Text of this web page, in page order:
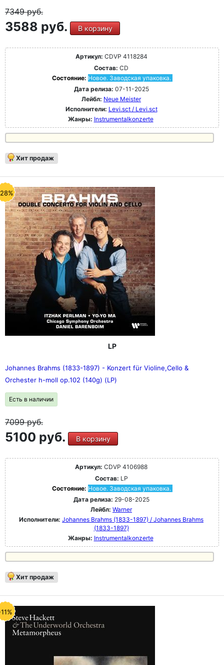
7349руб.
3588 руб. В корзину
Артикул: CDVP 4118284
Состав: CD
Состояние: Новое. Заводская упаковка.
Дата релиза: 07-11-2025
Лейбл: Neue Meister
Исполнители: Levi.sct / Levi.sct
Жанры: Instrumentalkonzerte
Хит продаж
LP
Johannes Brahms (1833-1897) - Konzert für Violine,Cello &
Orchester h-moll op.102 (140g) (LP)
Есть в наличии
7099руб.
5100 руб. В корзину
Артикул: CDVP 4106988
Состав: LP
Состояние: Новое. Заводская упаковка.
Дата релиза: 29-08-2025
Лейбл: Warner
Исполнители: Johannes Brahms (1833-1897) / Johannes Brahms
(1833-1897)
Жанры: Instrumentalkonzerte
Хит продаж